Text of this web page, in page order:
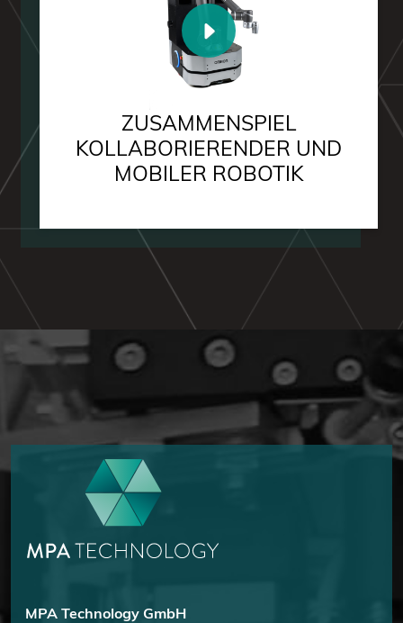
ZUSAMMENSPIEL
KOLLABORIERENDER UND
MOBILER ROBOTIK
MPA Technology GmbH